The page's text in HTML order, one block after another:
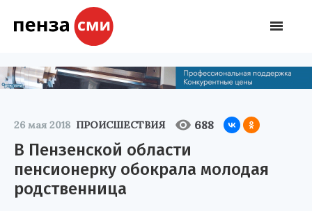
26 мая 2018 ПРОИСШЕСТВИЯ 688
В Пензенской области
пенсионерку обокрала молодая
родственница